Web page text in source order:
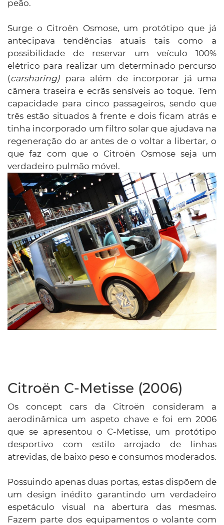
peão.
Surge o Citroën Osmose, um protótipo que já
antecipava tendências atuais tais como a
possibilidade de reservar um veículo 100%
elétrico para realizar um determinado percurso
(carsharing) para além de incorporar já uma
câmera traseira e ecrãs sensíveis ao toque. Tem
capacidade para cinco passageiros, sendo que
três estão situados à frente e dois ficam atrás e
tinha incorporado um filtro solar que ajudava na
regeneração do ar antes de o voltar a libertar, o
que faz com que o Citroën Osmose seja um
verdadeiro pulmão móvel.
Citroën C-Metisse (2006)
Os concept cars da Citroën consideram a
aerodinâmica um aspeto chave e foi em 2006
que se apresentou o C-Metisse, um protótipo
desportivo com estilo arrojado de linhas
atrevidas, de baixo peso e consumos moderados.
Possuindo apenas duas portas, estas dispõem de
um design inédito garantindo um verdadeiro
espetáculo visual na abertura das mesmas.
Fazem parte dos equipamentos o volante com